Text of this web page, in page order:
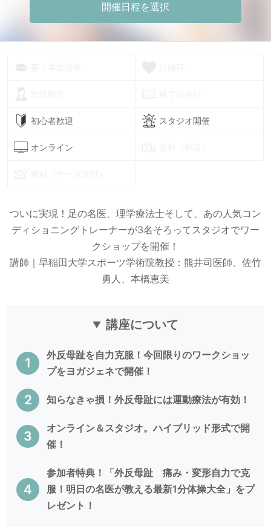
開催日程を選択
初心者歓迎 スタジオ開催
オンライン
ついに実現！足の名医、理学療法士そして、あの人気コン
ディショニングトレーナーが3名そろってスタジオでワー
クショップを開催！
講師｜早稲田大学スポーツ学術院教授：熊井司医師、佐竹
勇人、本橋恵美
講座について
外反母趾を自力克服！今回限りのワークショッ
プをヨガジェネで開催！
知らなきゃ損！外反母趾には運動療法が有効！
オンライン＆スタジオ。ハイブリッド形式で開
催！
参加者特典！「外反母趾 痛み・変形自力で克
服！明日の名医が教える最新1分体操大全」をプ
レゼント！